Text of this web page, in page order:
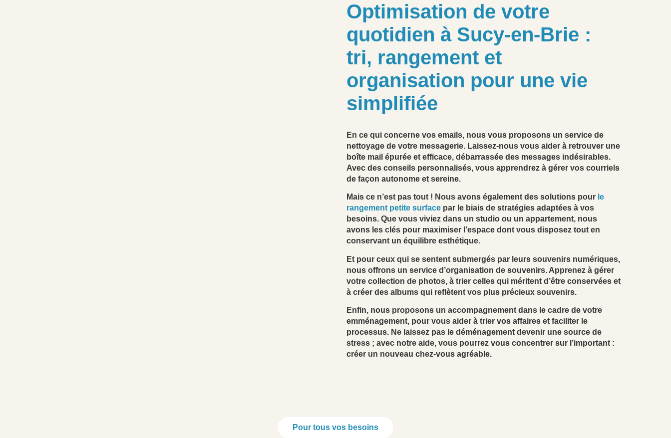
Optimisation de votre
quotidien à Sucy-en-Brie :
tri, rangement et
organisation pour une vie
simplifiée
En ce qui concerne vos emails, nous vous proposons un service de
nettoyage de votre messagerie. Laissez-nous vous aider à retrouver une
boîte mail épurée et efficace, débarrassée des messages indésirables.
Avec des conseils personnalisés, vous apprendrez à gérer vos courriels
de façon autonome et sereine.
Mais ce n’est pas tout ! Nous avons également des solutions pour le
rangement petite surface par le biais de stratégies adaptées à vos
besoins. Que vous viviez dans un studio ou un appartement, nous
avons les clés pour maximiser l’espace dont vous disposez tout en
conservant un équilibre esthétique.
Et pour ceux qui se sentent submergés par leurs souvenirs numériques,
nous offrons un service d’organisation de souvenirs. Apprenez à gérer
votre collection de photos, à trier celles qui méritent d’être conservées et
à créer des albums qui reflètent vos plus précieux souvenirs.
Enfin, nous proposons un accompagnement dans le cadre de votre
emménagement, pour vous aider à trier vos affaires et faciliter le
processus. Ne laissez pas le déménagement devenir une source de
stress ; avec notre aide, vous pourrez vous concentrer sur l’important :
créer un nouveau chez-vous agréable.
Pour tous vos besoins